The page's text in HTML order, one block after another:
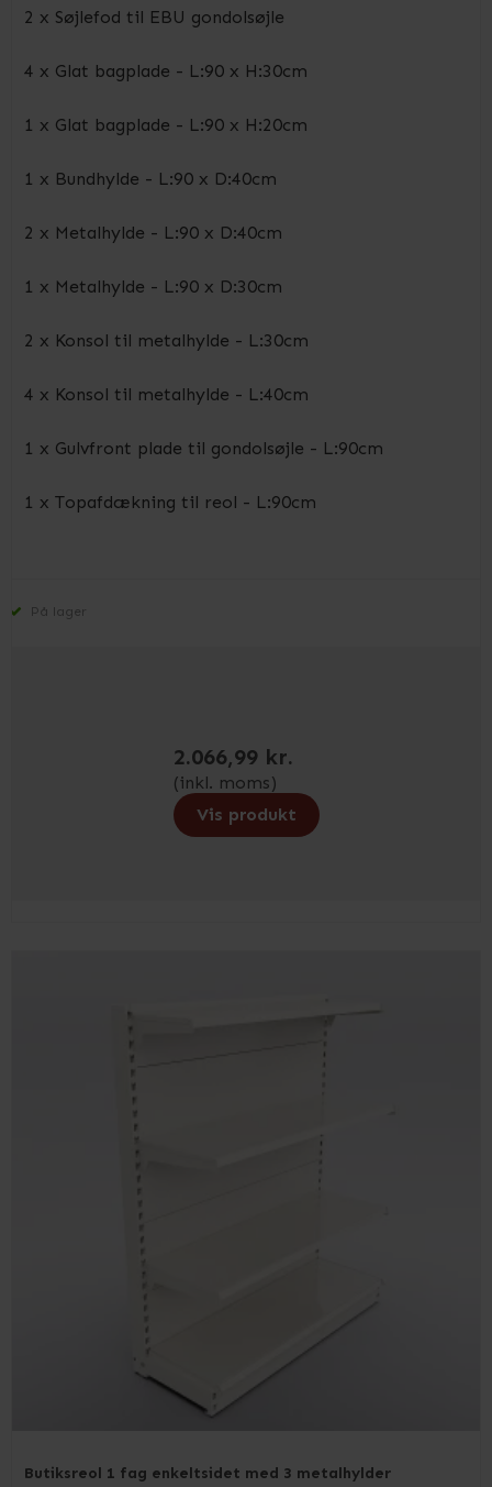
2 x Søjlefod til EBU gondolsøjle
4 x Glat bagplade - L:90 x H:30cm
1 x Glat bagplade - L:90 x H:20cm
1 x Bundhylde - L:90 x D:40cm
2 x Metalhylde - L:90 x D:40cm
1 x Metalhylde - L:90 x D:30cm
2 x Konsol til metalhylde - L:30cm
4 x Konsol til metalhylde - L:40cm
1 x Gulvfront plade til gondolsøjle - L:90cm
1 x Topafdækning til reol - L:90cm
På lager
2.066,99 kr.
(inkl. moms)
Vis produkt
Butiksreol 1 fag enkeltsidet med 3 metalhylder